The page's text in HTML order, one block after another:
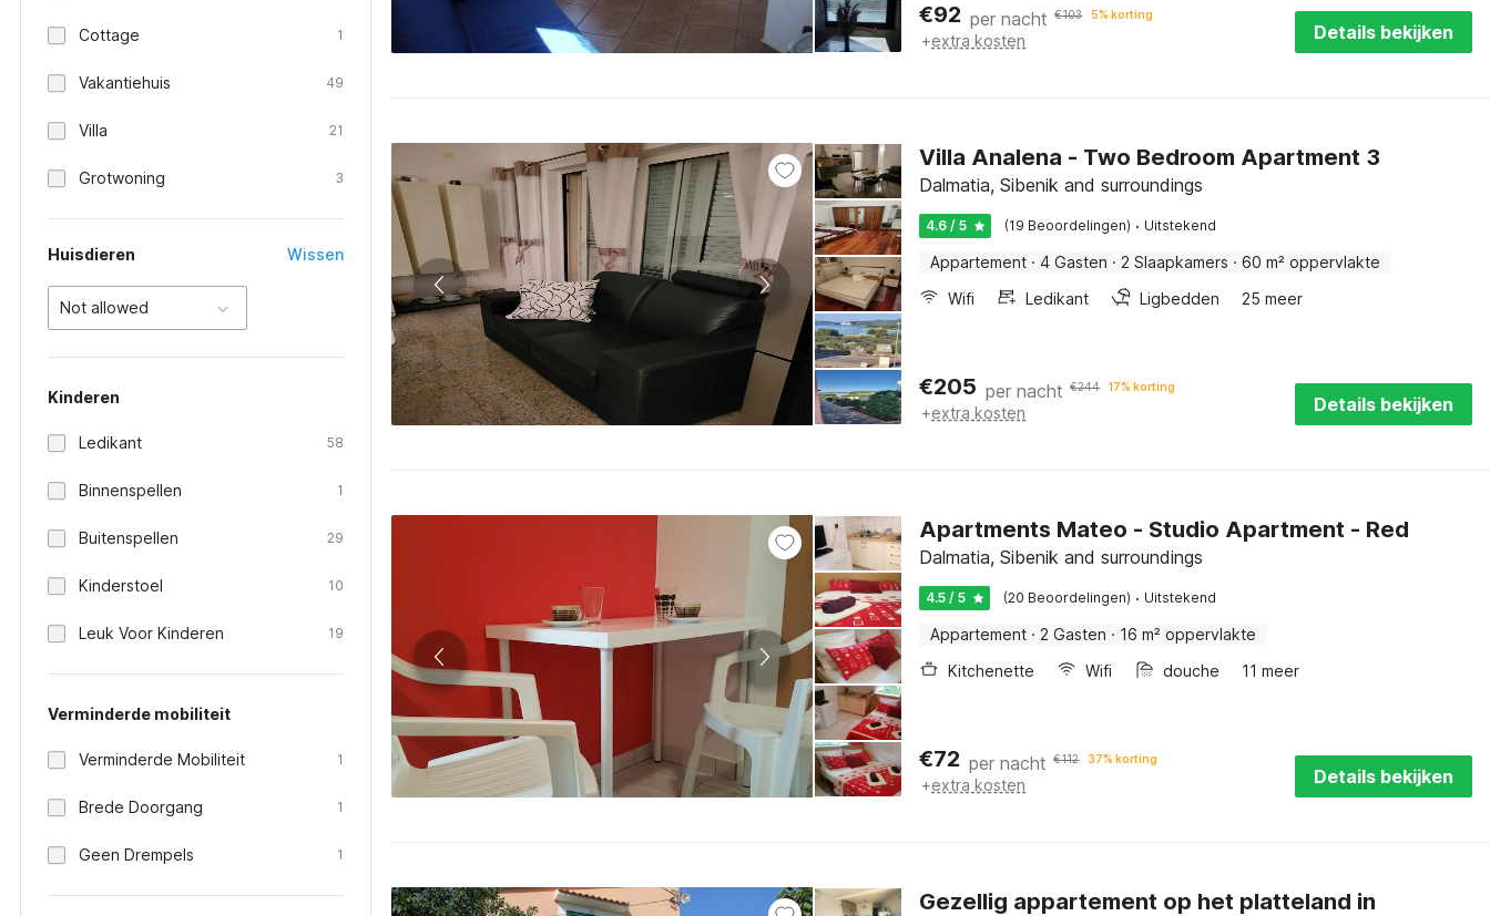
Cottage 1
Vakantiehuis 49
Villa 21
Grotwoning 3
Huisdieren Wissen
Not allowed
Kinderen
Ledikant 58
Binnenspellen 1
Buitenspellen 29
Kinderstoel 10
Leuk Voor Kinderen 19
Verminderde mobiliteit
Verminderde Mobiliteit 1
Brede Doorgang 1
Geen Drempels 1
€92 per nacht €103 5% korting
+extra kosten Details bekijken
Villa Analena - Two Bedroom Apartment 3
Dalmatia, Sibenik and surroundings
4.6 / 5 (19 Beoordelingen) · Uitstekend
Appartement · 4 Gasten · 2 Slaapkamers · 60 m² oppervlakte
Wifi
Ledikant Ligbedden 25 meer
€205 per nacht €244 17% korting
+extra kosten Details bekijken
Apartments Mateo - Studio Apartment - Red
Dalmatia, Sibenik and surroundings
4.5 / 5 (20 Beoordelingen) · Uitstekend
Appartement · 2 Gasten · 16 m² oppervlakte
Kitchenette
Wifi douche 11 meer
€72 per nacht €112 37% korting
+extra kosten Details bekijken
Gezellig appartement op het platteland in